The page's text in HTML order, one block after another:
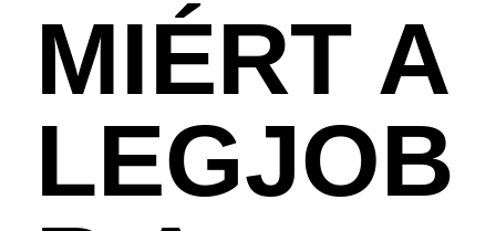
MIÉRT A
LEGJOB